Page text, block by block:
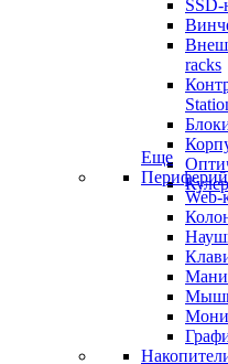
SSD-
racks
Еще
Web-